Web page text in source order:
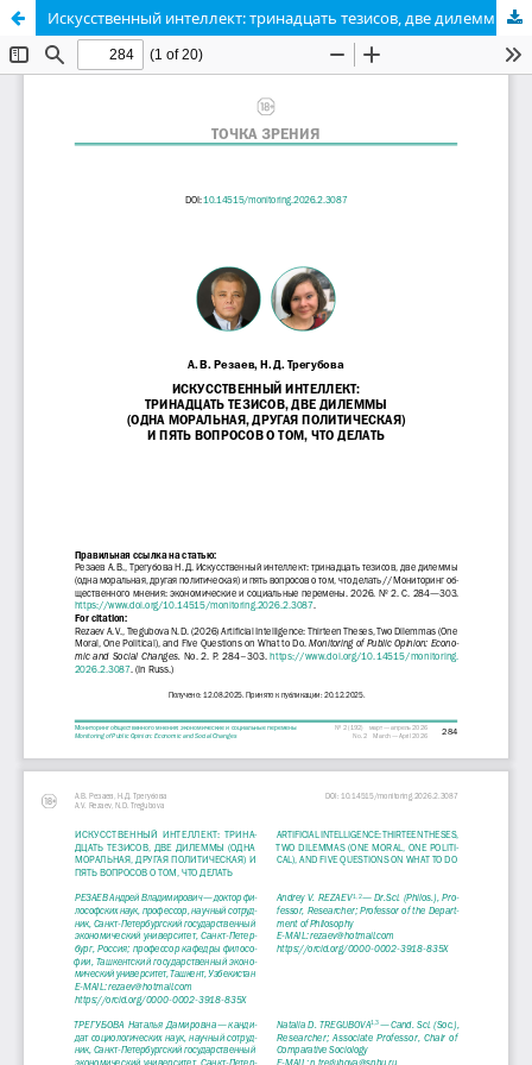
Искусственный интеллект: тринадцать тезисов, две дилеммы (одна моральная, другая политическая) и пять вопросов о том, что делать